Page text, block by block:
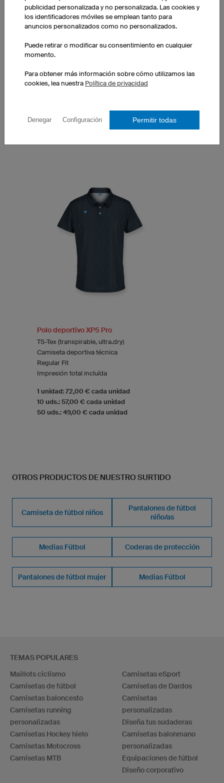
Corte entallado
Impresión aparte
10 uds.: 11,90 € cada unidad
50 uds.: 9,90 € cada unidad
Polo deportivo XP5 Pro
TS-Tex (transpirable, ultra.dry)
Camiseta deportiva técnica
Regular Fit
Impresión total incluída
1 unidad: 72,00 € cada unidad
10 uds.: 57,00 € cada unidad
50 uds.: 49,00 € cada unidad
OTROS PRODUCTOS DE NUESTRO SURTIDO
Camiseta de fútbol niños
Pantalones de fútbol
niño/as
Medias Fútbol Coderas de protección
Pantalones de fútbol mujer Medias Fútbol
TEMAS POPULARES
Maillots ciclismo
Camisetas de fútbol
Camisetas baloncesto
Camisetas running
personalizadas
Camisetas Hockey hielo
Camisetas Motocross
Camisetas MTB
Camisetas eSport
Camisetas de Dardos
Camisetas
personalizadas
Diseña tus sudaderas
Camisetas balonmano
personalizadas
Equipaciones de fútbol
Diseño corporativo
publicidad personalizada y no personalizada. Las cookies y
los identificadores móviles se emplean tanto para
anuncios personalizados como no personalizados.
Puede retirar o modificar su consentimiento en cualquier
momento.
Para obtener más información sobre cómo utilizamos las
cookies, lea nuestra Política de privacidad
Denegar Configuración Permitir todas